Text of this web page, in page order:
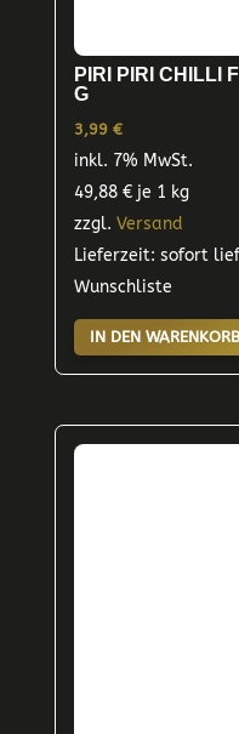
PIRI PIRI CHILLI
G
3,99 €
inkl. 7% MwSt.
49,88 €je 1 kg
zzgl. Versand
Lieferzeit: sofort
Wunschliste
IN DEN WARENKORB